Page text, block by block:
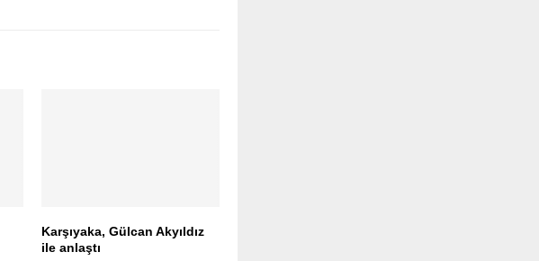
Karşıyaka, Gülcan Akyıldız
ile anlaştı